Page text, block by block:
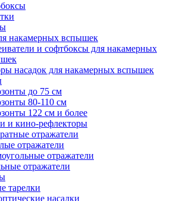
накамерных вспышек
и софтбоксы для накамерных
насадок для накамерных вспышек
до 75 см
80-110 см
122 см и более
и кино-рефлекторы
отражатели
отражатели
отражатели
отражатели
тарелки
насадки